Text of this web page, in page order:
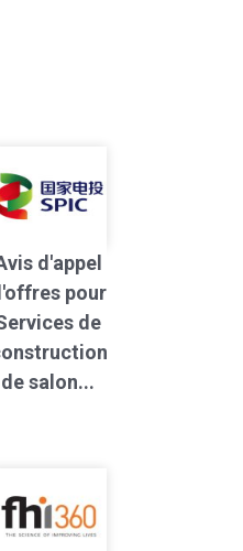
d'appel
pour
de
de salon...